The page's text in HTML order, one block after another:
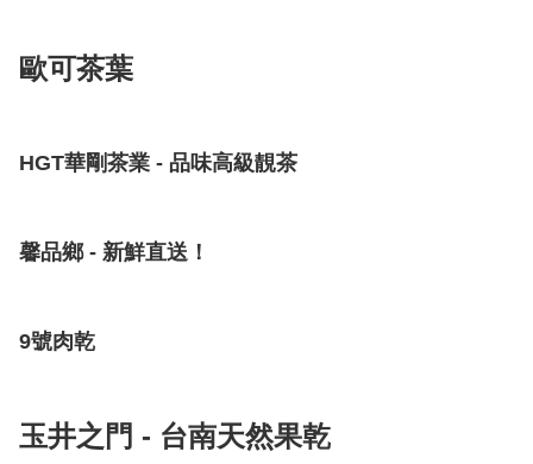
歐可茶葉
HGT華剛茶業 - 品味高級靚茶
馨品鄉 - 新鮮直送！
9號肉乾
玉井之門 - 台南天然果乾